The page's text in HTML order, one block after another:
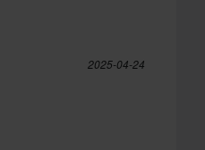
2025-04-24